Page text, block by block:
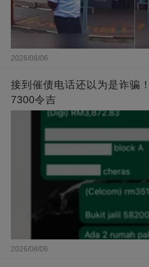
2026/08/06
接到催债电话还以为是诈骗
7300令吉
2026/08/06